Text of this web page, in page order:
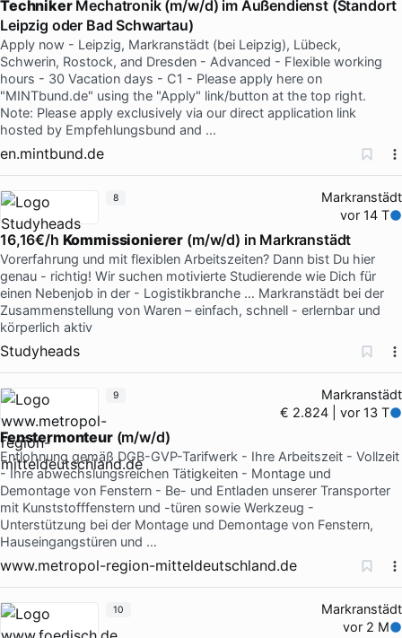
TechnikerMechatronik (m/w/d) im Außendienst (Standort
Leipzig oder Bad Schwartau)
Apply now - Leipzig, Markranstädt (bei Leipzig), Lübeck,
Schwerin, Rostock, and Dresden - Advanced - Flexible working
hours - 30 Vacation days - C1 - Please apply here on
"MINTbund.de" using the "Apply" link/button at the top right.
Note: Please apply exclusively via our direct application link
hosted by Empfehlungsbund and …
en.mintbund.de
Markranstädt
vor 14 T
16,16€/h Kommissionierer (m/w/d) in Markranstädt
Vorerfahrung und mit flexiblen Arbeitszeiten? Dann bist Du hier
genau - richtig! Wir suchen motivierte Studierende wie Dich für
einen Nebenjob in der - Logistikbranche … Markranstädt bei der
Zusammenstellung von Waren – einfach, schnell - erlernbar und
körperlich aktiv
Studyheads
8
Markranstädt
€ 2.824 | vor 13 T
Fenstermonteur(m/w/d)
Entlohnung gemäß DGB-GVP-Tarifwerk - Ihre Arbeitszeit - Vollzeit
- Ihre abwechslungsreichen Tätigkeiten - Montage und
Demontage von Fenstern - Be- und Entladen unserer Transporter
mit Kunststofffenstern und -türen sowie Werkzeug -
Unterstützung bei der Montage und Demontage von Fenstern,
Hauseingangstüren und …
www.metropol-region-mitteldeutschland.de
9
Markranstädt
vor 2 M
10